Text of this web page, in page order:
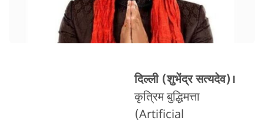
दिल्ली (शुभेंद्र सत्यदेव)।
कृत्रिम बुद्धिमत्ता
(Artificial